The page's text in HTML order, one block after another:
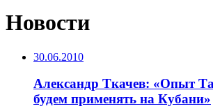
Новости
30.06.2010
Александр Ткачев: «Опыт
будем применять на Кубани»